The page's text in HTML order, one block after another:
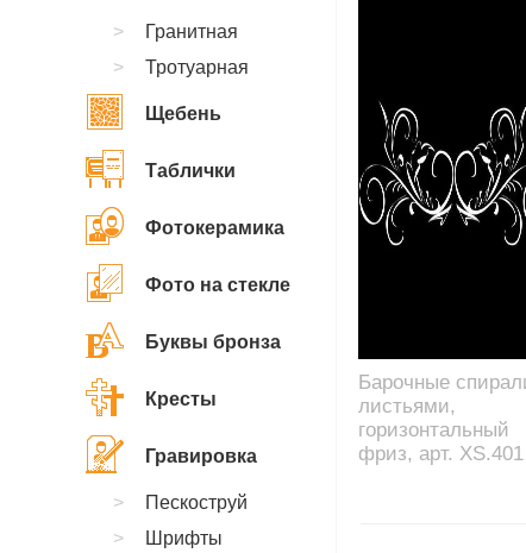
Барочные
листьями,
горизонтальный
фриз, арт. XS.401
Гранитная
Тротуарная
Щебень
Таблички
Фотокерамика
Фото на стекле
Буквы бронза
Кресты
Гравировка
Пескоструй
Шрифты